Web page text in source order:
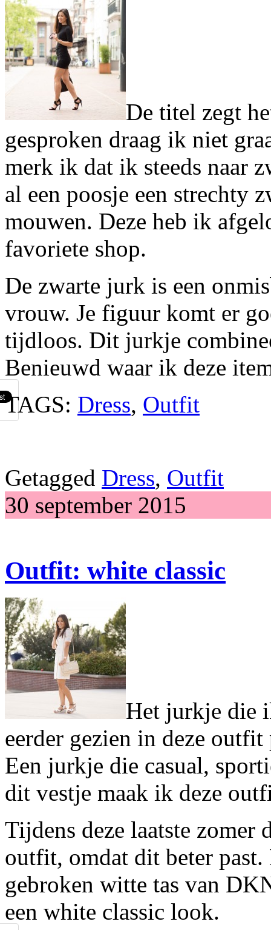
De titel zegt
gesproken draag ik niet
merk ik dat ik steeds naar
al een poosje een strechty
mouwen. Deze heb ik
favoriete shop.
De zwarte jurk is een
vrouw. Je figuur komt er
tijdloos. Dit jurkje
Benieuwd waar ik deze
TAGS: Dress, Outfit
Getagged Dress, Outfit
30 september 2015
Outfit: white classic
Het jurkje die
eerder gezien in deze
Een jurkje die casual,
dit vestje maak ik deze
Tijdens deze laatste zomer
outfit, omdat dit beter
gebroken witte tas van
een white classic look.